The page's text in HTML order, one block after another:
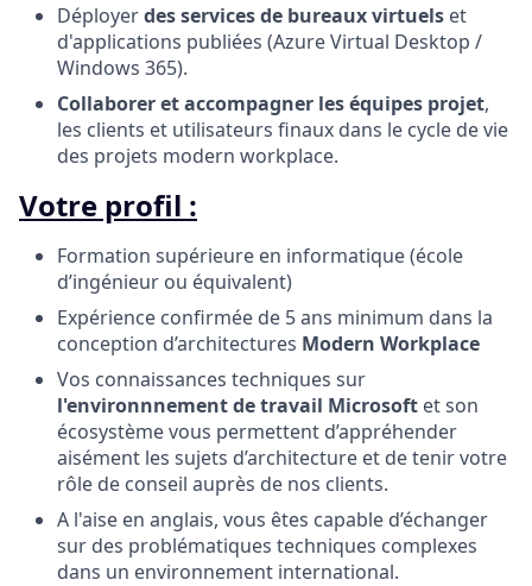
Déployerdes services de bureaux virtuels et
d'applications publiées (Azure Virtual Desktop /
Windows 365).
Collaborer et accompagner les équipes projet,
les clients et utilisateurs finaux dans le cycle de vie
des projets modern workplace.
Votre profil :
Formation supérieure en informatique (école
d’ingénieur ou équivalent)
Expérience confirmée de 5 ans minimum dans la
conception d’architectures Modern Workplace
Vos connaissances techniques sur
l'environnnement de travail Microsoft et son
écosystème vous permettent d’appréhender
aisément les sujets d’architecture et de tenir votre
rôle de conseil auprès de nos clients.
A l'aise en anglais, vous êtes capable d’échanger
sur des problématiques techniques complexes
dans un environnement international.